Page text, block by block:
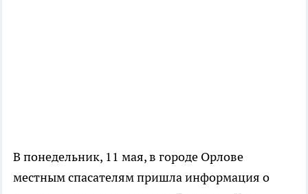
В понедельник, 11 мая, в городе Орлове
местным спасателям пришла информация о